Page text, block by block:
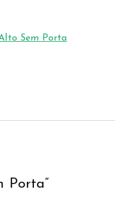
Sem Porta
Porta”